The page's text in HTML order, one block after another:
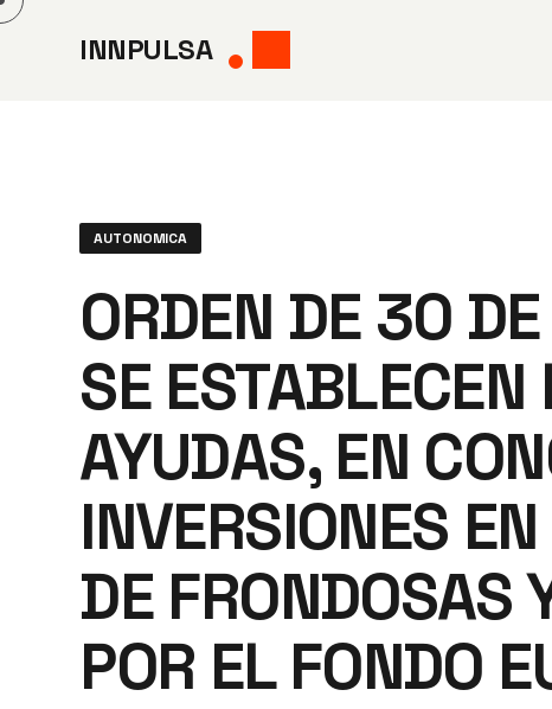
Saltar
INNPULSA
AUTONOMICA
ORDEN DE 30
SE
AYUDAS, EN
INVERSIONES
DE FRONDOSAS
POR EL FONDO